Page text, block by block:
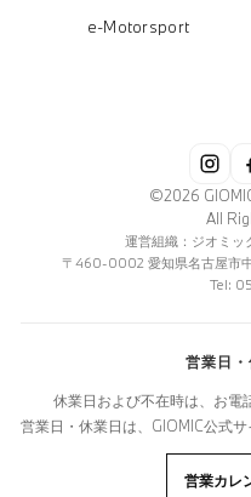
e-Motorsport
©2026
All
運営組織：ジオミッ
〒460-0002 愛知県名古屋市
Tel:
営業日
休業日および不在時は、お電
営業日・休業日は、GIOMIC公式
営業カレ